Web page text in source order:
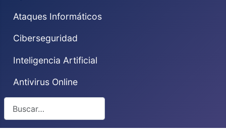
Ataques Informáticos
Ciberseguridad
Inteligencia Artificial
Antivirus Online